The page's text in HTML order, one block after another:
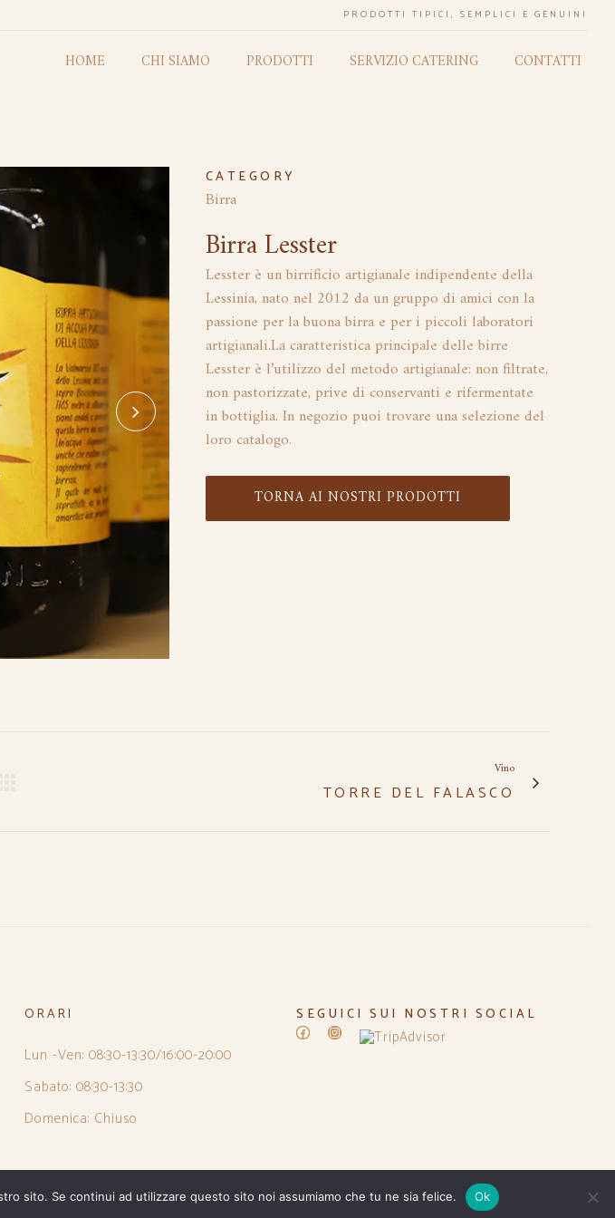
PRODOTTI TIPICI, SEMPLICI E GENUINI
HOME CHI SIAMO PRODOTTI SERVIZIO CATERING CONTATTI
CATEGORY
Birra
Birra Lesster
Lesster è un birrificio artigianale indipendente della
Lessinia, nato nel 2012 da un gruppo di amici con la
passione per la buona birra e per i piccoli laboratori
artigianali.La caratteristica principale delle birre
Lesster è l’utilizzo del metodo artigianale: non filtrate,
non pastorizzate, prive di conservanti e rifermentate
in bottiglia. In negozio puoi trovare una selezione del
loro catalogo.
TORNA AI NOSTRI PRODOTTI
Vino
TORRE DEL FALASCO
ORARI
Lun -Ven: 08:30-13:30/16:00-20:00
Sabato: 08:30-13:30
Domenica: Chiuso
SEGUICI SUI NOSTRI SOCIAL
FacebookInstagram
sito. Se continui ad utilizzare questo sito noi assumiamo che tu ne sia felice. Ok